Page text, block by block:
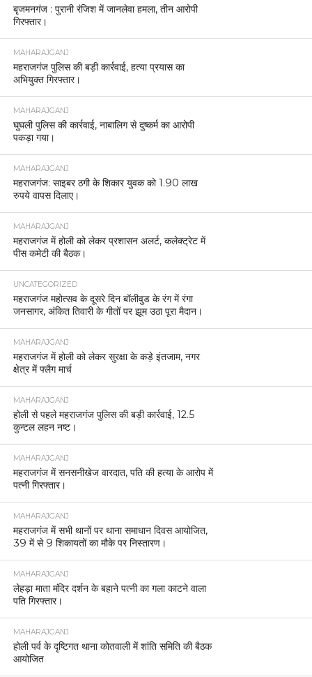
बृजमनगंज : पुरानी रंजिश में जानलेवा हमला, तीन आरोपी
गिरफ्तार।
MAHARAJGANJ
महराजगंज पुलिस की बड़ी कार्रवाई, हत्या प्रयास का
अभियुक्त गिरफ्तार।
MAHARAJGANJ
घुघली पुलिस की कार्रवाई, नाबालिग से दुष्कर्म का आरोपी
पकड़ा गया।
MAHARAJGANJ
महराजगंज: साइबर ठगी के शिकार युवक को 1.90 लाख
रुपये वापस दिलाए।
MAHARAJGANJ
महराजगंज में होली को लेकर प्रशासन अलर्ट, कलेक्ट्रेट में
पीस कमेटी की बैठक।
UNCATEGORIZED
महराजगंज महोत्सव के दूसरे दिन बॉलीवुड के रंग में रंगा
जनसागर, अंकित तिवारी के गीतों पर झूम उठा पूरा मैदान।
MAHARAJGANJ
महराजगंज में होली को लेकर सुरक्षा के कड़े इंतजाम, नगर
क्षेत्र में फ्लैग मार्च
MAHARAJGANJ
होली से पहले महराजगंज पुलिस की बड़ी कार्रवाई, 12.5
कुन्टल लहन नष्ट।
MAHARAJGANJ
महराजगंज में सनसनीखेज वारदात, पति की हत्या के आरोप में
पत्नी गिरफ्तार।
MAHARAJGANJ
महराजगंज में सभी थानों पर थाना समाधान दिवस आयोजित,
39 में से 9 शिकायतों का मौके पर निस्तारण।
MAHARAJGANJ
लेहड़ा माता मंदिर दर्शन के बहाने पत्नी का गला काटने वाला
पति गिरफ्तार।
MAHARAJGANJ
होली पर्व के दृष्टिगत थाना कोतवाली में शांति समिति की बैठक
आयोजित